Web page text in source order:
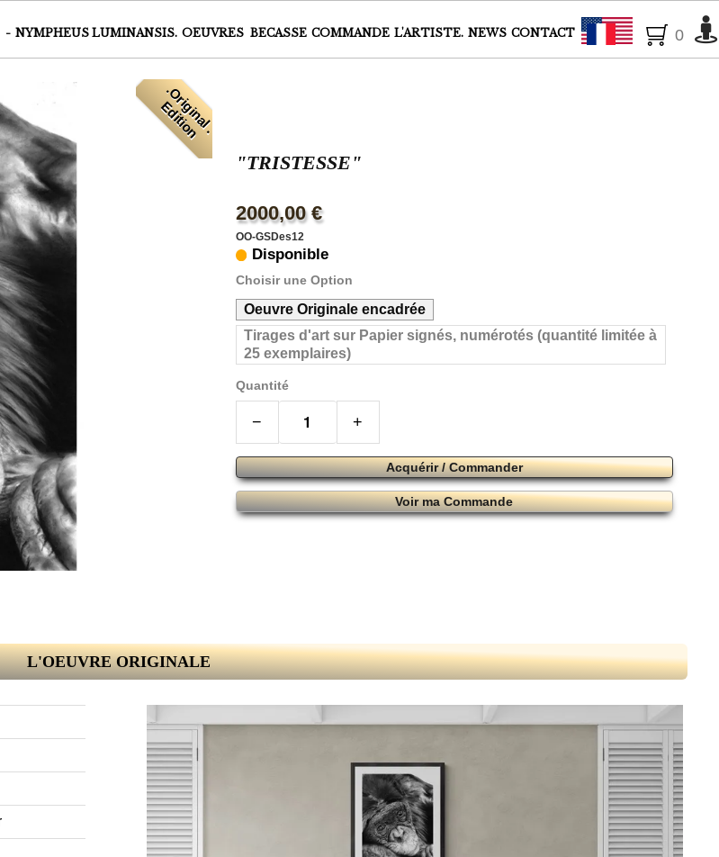
- NYMPHEUS LUMINANSIS. OEUVRES BECASSE COMMANDE L'ARTISTE. NEWS CONTACT Français
0
.
O
r
i
g
i
n
a
l
.
E
d
i
t
i
o
n
"TRISTESSE"
2000,00 €
OO-GSDes12
Disponible
Choisir une Option
Oeuvre Originale encadrée
Tirages d'art sur Papier signés, numérotés (quantité limitée à
25 exemplaires)
Quantité
− +
Acquérir / Commander
Voir ma Commande
L'OEUVRE ORIGINALE